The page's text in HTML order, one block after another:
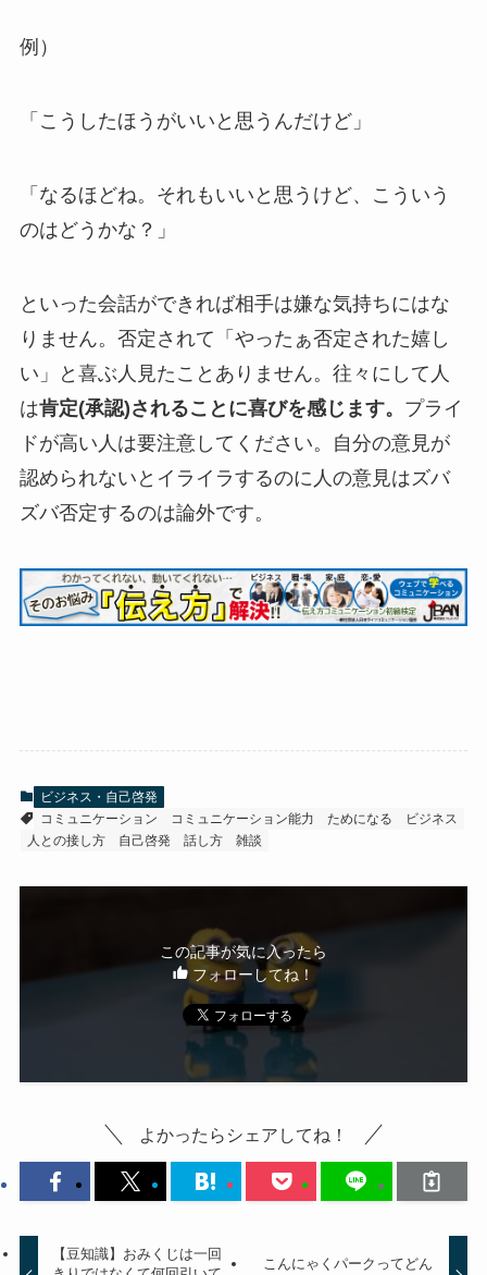
例）
「こうしたほうがいいと思うんだけど」
「なるほどね。それもいいと思うけど、こういう
のはどうかな？」
といった会話ができれば相手は嫌な気持ちにはな
りません。否定されて「やったぁ否定された嬉し
い」と喜ぶ人見たことありません。往々にして人
は肯定(承認)されることに喜びを感じます。 プライ
ドが高い人は要注意してください。自分の意見が
認められないとイライラするのに人の意見はズバ
ズバ否定するのは論外です。
ビジネス・自己啓発
コミュニケーション
コミュニケーション能力 ためになる
ビジネス
人との接し方
自己啓発 話し方 雑談
この記事が気に入ったら
フォローしてね！
よかったらシェアしてね！
【豆知識】おみくじは一回
こんにゃくパークってどん